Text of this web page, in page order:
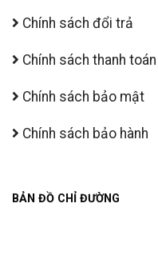
Chính sách đổi trả
Chính sách thanh toán
Chính sách bảo mật
Chính sách bảo hành
BẢN ĐỒ CHỈ ĐƯỜNG